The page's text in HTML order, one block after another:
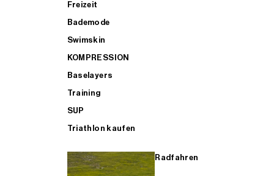
Freizeit
Bademode
Swimskin
KOMPRESSION
Baselayers
Training
SUP
Triathlon kaufen
Radfahren